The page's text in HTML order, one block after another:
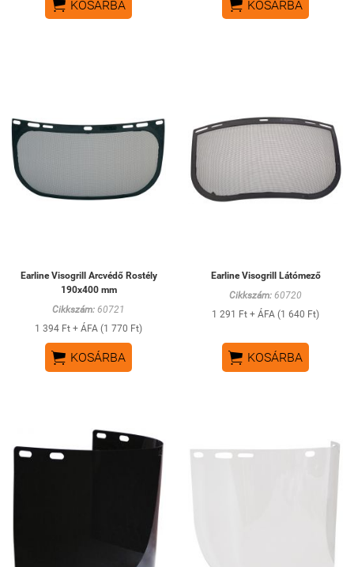
 KOSÁRBA  KOSÁRBA
Earline Visogrill Arcvédő Rostély
190x400 mm
Cikkszám: 60721
1 394 Ft + ÁFA (1 770 Ft)
 KOSÁRBA
Earline Visogrill Látómező
Cikkszám: 60720
1 291 Ft + ÁFA (1 640 Ft)
 KOSÁRBA